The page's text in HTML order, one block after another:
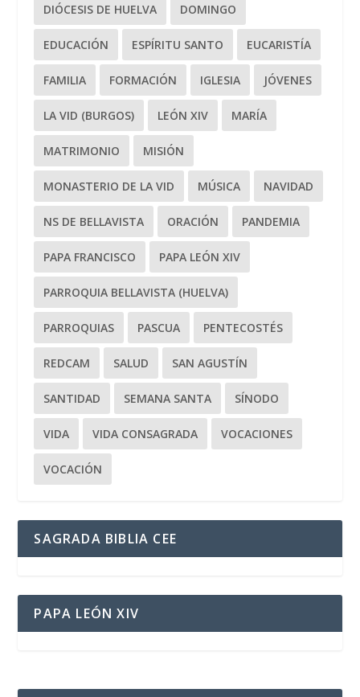
DIÓCESIS DE HUELVA DOMINGO
EDUCACIÓN ESPÍRITU SANTO EUCARISTÍA
FAMILIA FORMACIÓN IGLESIA JÓVENES
LA VID (BURGOS) LEÓN XIV MARÍA
MATRIMONIO MISIÓN
MONASTERIO DE LA VID MÚSICA NAVIDAD
NS DE BELLAVISTA ORACIÓN PANDEMIA
PAPA FRANCISCO PAPA LEÓN XIV
PARROQUIA BELLAVISTA (HUELVA)
PARROQUIAS PASCUA PENTECOSTÉS
REDCAM SALUD SAN AGUSTÍN
SANTIDAD SEMANA SANTA SÍNODO
VIDA VIDA CONSAGRADA VOCACIONES
VOCACIÓN
SAGRADA BIBLIA CEE
PAPA LEÓN XIV